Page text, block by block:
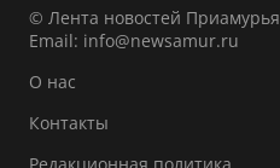
© Лента новостей Приамурья
Email: info@newsamur.ru
О нас
Контакты